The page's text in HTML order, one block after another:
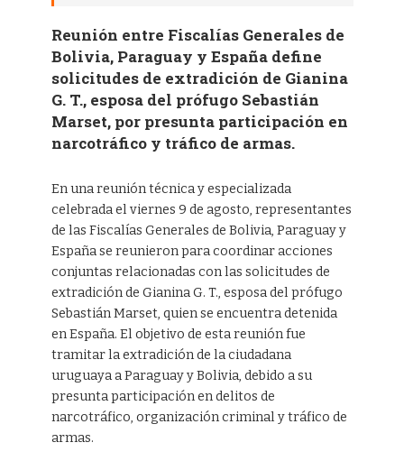
Reunión entre Fiscalías Generales de
Bolivia, Paraguay y España define
solicitudes de extradición de Gianina
G. T., esposa del prófugo Sebastián
Marset, por presunta participación en
narcotráfico y tráfico de armas.
En una reunión técnica y especializada
celebrada el viernes 9 de agosto, representantes
de las Fiscalías Generales de Bolivia, Paraguay y
España se reunieron para coordinar acciones
conjuntas relacionadas con las solicitudes de
extradición de Gianina G. T., esposa del prófugo
Sebastián Marset, quien se encuentra detenida
en España. El objetivo de esta reunión fue
tramitar la extradición de la ciudadana
uruguaya a Paraguay y Bolivia, debido a su
presunta participación en delitos de
narcotráfico, organización criminal y tráfico de
armas.